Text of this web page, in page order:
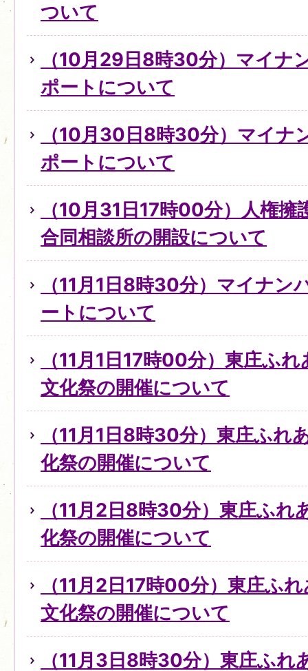
ついて
（10月29日8時30分）マイナ
ポートについて
（10月30日8時30分）マイナ
ポートについて
（10月31日17時00分）人権擁
合同相談所の開設について
（11月1日8時30分）マイナン
ートについて
（11月1日17時00分）東庄ふ
文化祭の開催について
（11月1日8時30分）東庄ふれ
化祭の開催について
（11月2日8時30分）東庄ふれ
化祭の開催について
（11月2日17時00分）東庄ふ
文化祭の開催について
（11月3日8時30分）東庄ふれ